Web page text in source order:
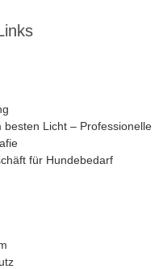
besten Licht – Professionelle
für Hundebedarf